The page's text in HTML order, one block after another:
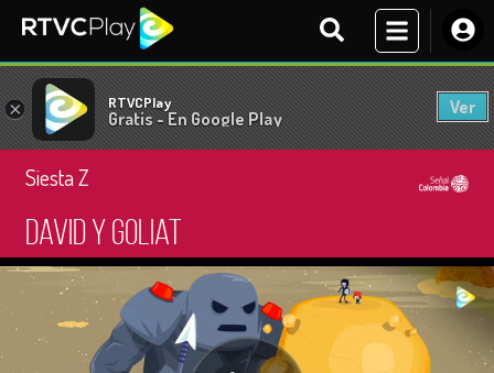
× RTVCPlay
Gratis - En Google Play
Ver
Siesta Z
David y Goliat